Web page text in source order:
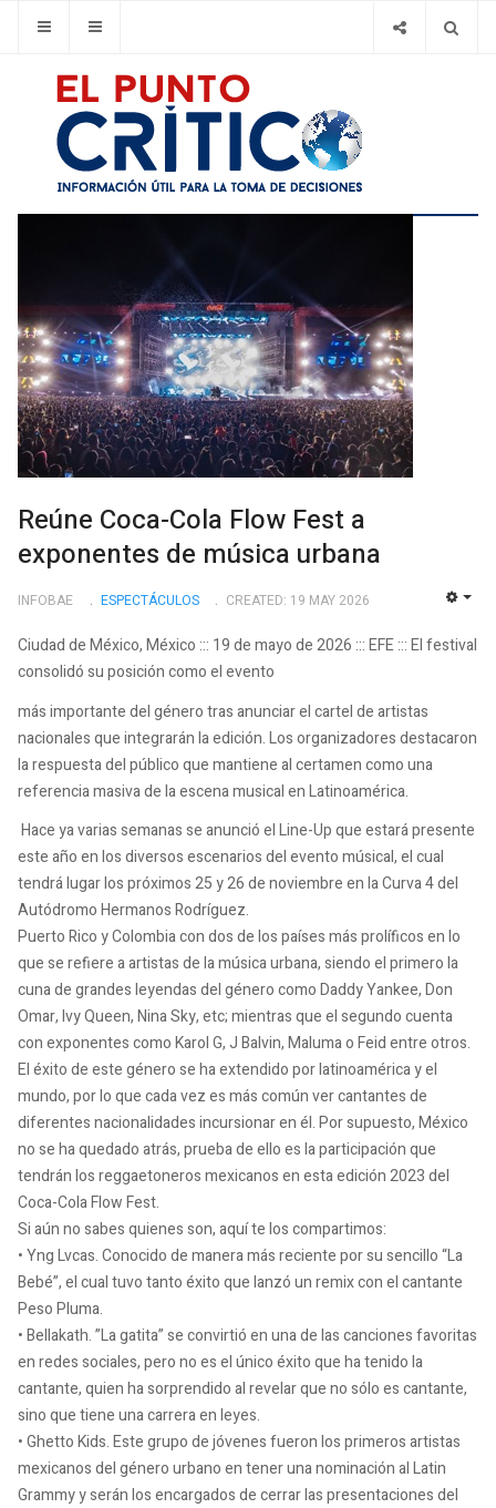
Reúne Coca-Cola Flow Fest a
exponentes de música urbana
INFOBAE ESPECTÁCULOS CREATED: 19 MAY 2026
Ciudad de México, México ::: 19 de mayo de 2026 ::: EFE ::: El festival
consolidó su posición como el evento
más importante del género tras anunciar el cartel de artistas
nacionales que integrarán la edición. Los organizadores destacaron
la respuesta del público que mantiene al certamen como una
referencia masiva de la escena musical en Latinoamérica.
Hace ya varias semanas se anunció el Line-Up que estará presente
este año en los diversos escenarios del evento músical, el cual
tendrá lugar los próximos 25 y 26 de noviembre en la Curva 4 del
Autódromo Hermanos Rodríguez.
Puerto Rico y Colombia con dos de los países más prolíficos en lo
que se refiere a artistas de la música urbana, siendo el primero la
cuna de grandes leyendas del género como Daddy Yankee, Don
Omar, Ivy Queen, Nina Sky, etc; mientras que el segundo cuenta
con exponentes como Karol G, J Balvin, Maluma o Feid entre otros.
El éxito de este género se ha extendido por latinoamérica y el
mundo, por lo que cada vez es más común ver cantantes de
diferentes nacionalidades incursionar en él. Por supuesto, México
no se ha quedado atrás, prueba de ello es la participación que
tendrán los reggaetoneros mexicanos en esta edición 2023 del
Coca-Cola Flow Fest.
Si aún no sabes quienes son, aquí te los compartimos:
• Yng Lvcas. Conocido de manera más reciente por su sencillo “La
Bebé”, el cual tuvo tanto éxito que lanzó un remix con el cantante
Peso Pluma.
• Bellakath. ”La gatita” se convirtió en una de las canciones favoritas
en redes sociales, pero no es el único éxito que ha tenido la
cantante, quien ha sorprendido al revelar que no sólo es cantante,
sino que tiene una carrera en leyes.
• Ghetto Kids. Este grupo de jóvenes fueron los primeros artistas
mexicanos del género urbano en tener una nominación al Latin
Grammy y serán los encargados de cerrar las presentaciones del